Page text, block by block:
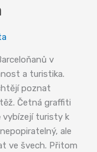
v
a turistika.
poznat
Četná graffiti
vybízejí turisty k
ale
ve švech. Přitom